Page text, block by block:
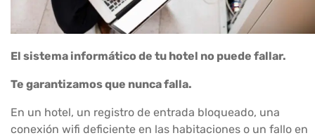
El sistema informático de tu hotel no puede fallar.
Te garantizamos que nunca falla.
En un hotel, un registro de entrada bloqueado, una
conexión wifi deficiente en las habitaciones o un fallo en